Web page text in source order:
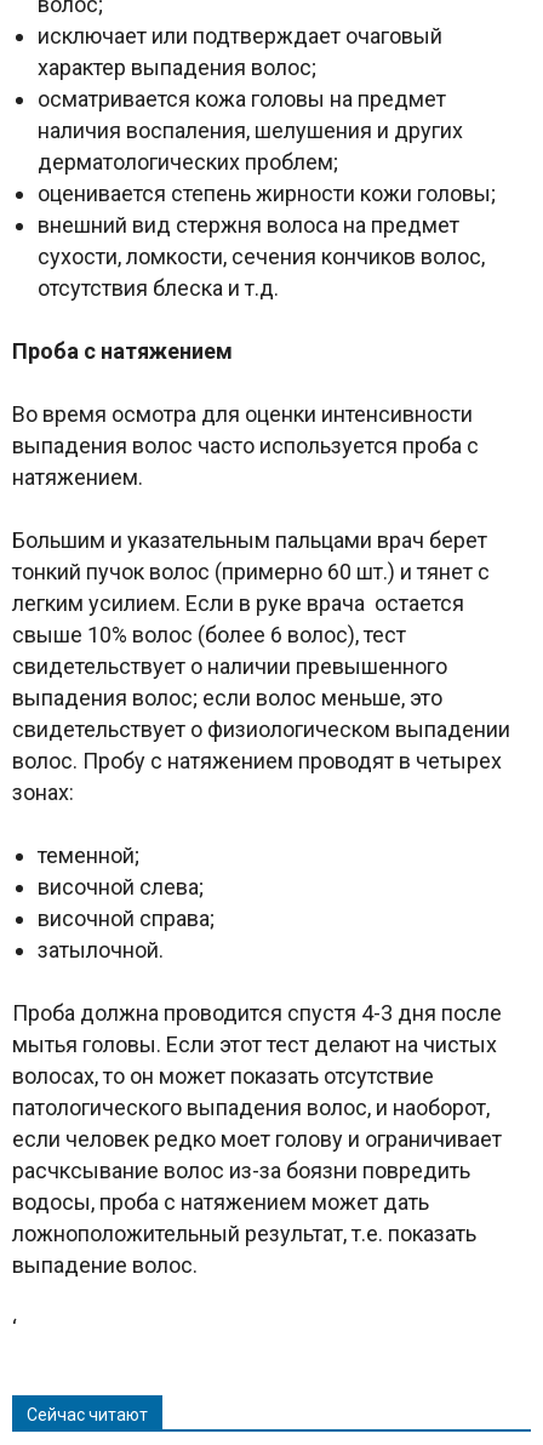
исключает или подтверждает очаговый
характер выпадения волос;
осматривается кожа головы на предмет
наличия воспаления, шелушения и других
дерматологических проблем;
оценивается степень жирности кожи головы;
внешний вид стержня волоса на предмет
сухости, ломкости, сечения кончиков волос,
отсутствия блеска и т.д.
Проба с натяжением
Во время осмотра для оценки интенсивности
выпадения волос часто используется проба с
натяжением.
Большим и указательным пальцами врач берет
тонкий пучок волос (примерно 60 шт.) и тянет с
легким усилием. Если в руке врача остается
свыше 10% волос (более 6 волос), тест
свидетельствует о наличии превышенного
выпадения волос; если волос меньше, это
свидетельствует о физиологическом выпадении
волос. Пробу с натяжением проводят в четырех
зонах:
теменной;
височной слева;
височной справа;
затылочной.
Проба должна проводится спустя 4-3 дня после
мытья головы. Если этот тест делают на чистых
волосах, то он может показать отсутствие
патологического выпадения волос, и наоборот,
если человек редко моет голову и ограничивает
расчксывание волос из-за боязни повредить
водосы, проба с натяжением может дать
ложноположительный результат, т.е. показать
выпадение волос.
‘
Сейчас читают